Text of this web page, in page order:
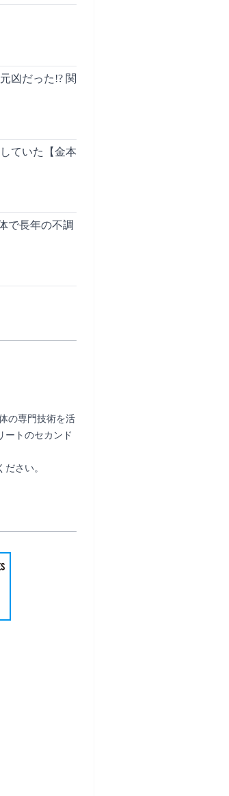
凶だった!? 関
ていた【金本
で長年の不調
の専門技術を活
ートのセカンド